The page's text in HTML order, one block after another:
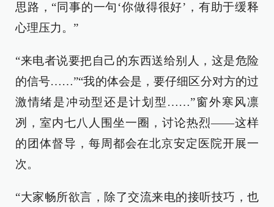
思路，“同事的一句‘你做得很好’，有助于缓释
心理压力。”
“来电者说要把自己的东西送给别人，这是危险
的信号……”“我的体会是，要仔细区分对方的过
激情绪是冲动型还是计划型……”窗外寒风凛
冽，室内七八人围坐一圈，讨论热烈——这样
的团体督导，每周都会在北京安定医院开展一
次。
“大家畅所欲言，除了交流来电的接听技巧，也